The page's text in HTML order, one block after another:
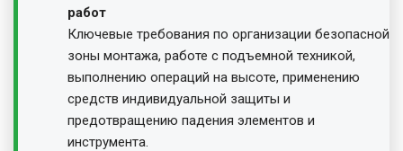
работ
Ключевые требования по организации безопасной
зоны монтажа, работе с подъемной техникой,
выполнению операций на высоте, применению
средств индивидуальной защиты и
предотвращению падения элементов и
инструмента.